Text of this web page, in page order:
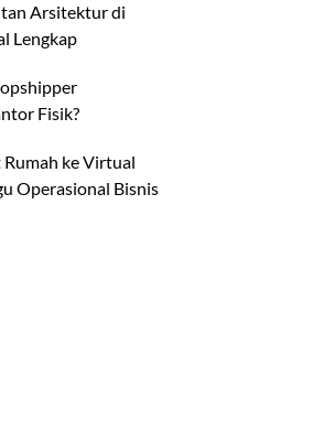
Arsitektur di
Lengkap
Fisik?
ke Virtual
Operasional Bisnis